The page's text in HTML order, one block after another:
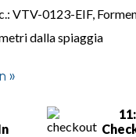
VTV-0123-EIF,
dalla spiaggia
»